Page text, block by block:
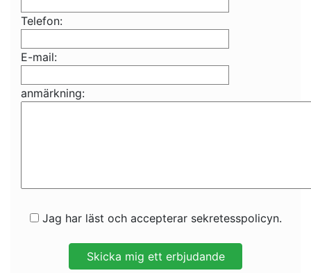
Telefon:
E-mail:
anmärkning:
Jag har läst och accepterar sekretesspolicyn.